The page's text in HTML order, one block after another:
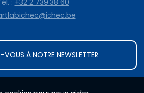
: +32 2 739 38 60
VOUS À NOTRE NEWSLETTER